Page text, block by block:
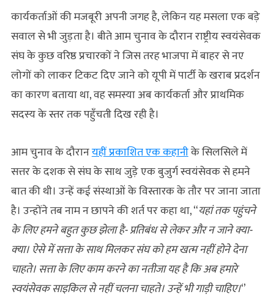
कार्यकर्ताओं की मजबूरी अपनी जगह है, लेकिन यह मसला एक बड़े
सवाल से भी जुड़ता है। बीते आम चुनाव के दौरान राष्ट्रीय स्वयंसेवक
संघ के कुछ वरिष्ठ प्रचारकों ने जिस तरह भाजपा में बाहर से नए
लोगों को लाकर टिकट दिए जाने को यूपी में पार्टी के खराब प्रदर्शन
का कारण बताया था, वह समस्या अब कार्यकर्ता और प्राथमिक
सदस्य के स्तर तक पहुँचती दिख रही है।
आम चुनाव के दौरानयहीं प्रकाशित एक कहानीके सिलसिले में
सत्तर के दशक से संघ के साथ जुड़े एक बुजुर्ग स्वयंसेवक से हमने
बात की थी। उन्हें कई संस्थाओं के विस्तारक के तौर पर जाना जाता
है। उन्होंने तब नाम न छापने की शर्त पर कहा था, “यहां तक पहुंचने
के लिए हमने बहुत कुछ झेला है- प्रतिबंध से लेकर और न जाने क्या-
क्‍या। ऐसे में सत्ता के साथ मिलकर संघ को हम खत्म नहीं होने देना
चाहते। सत्ता के लिए काम करने का नतीजा यह है कि अब हमारे
स्वयंसेवक साइकिल से नहीं चलना चाहते। उन्हें भी गाड़ी चाहिए।‘’